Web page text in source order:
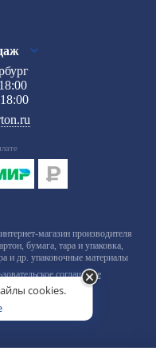
магазин производителя
бумага, тара и упаковка,
и др. упаковочные материалы
соглашение
cookies.